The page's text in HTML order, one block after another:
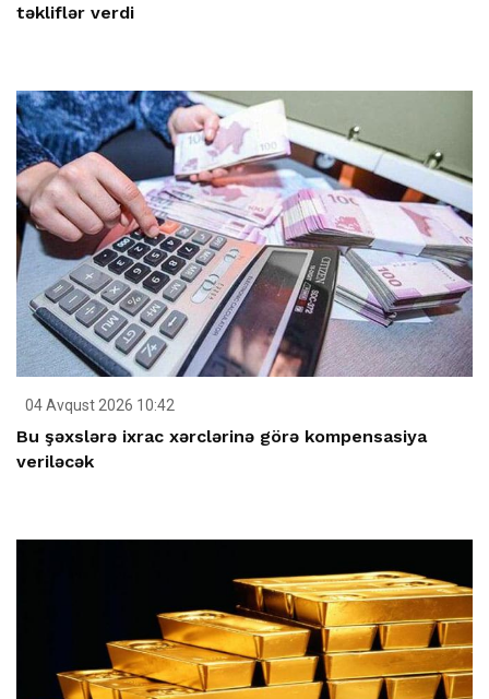
təkliflər verdi
04 Avqust 2026 10:42
Bu şəxslərə ixrac xərclərinə görə kompensasiya
veriləcək